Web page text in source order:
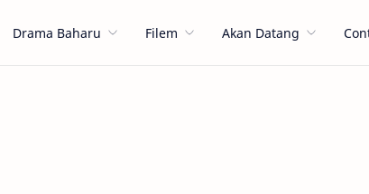
Drama Baharu Filem Akan Datang